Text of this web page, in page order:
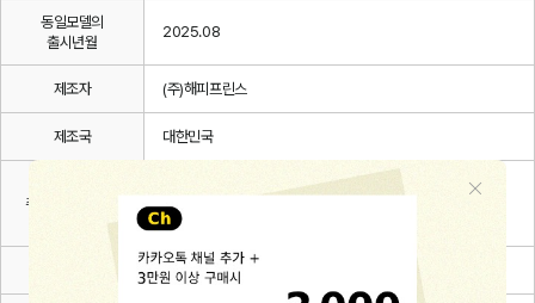
동일모델의
출시년월
2025.08
제조자 (주)해피프린스
제조국 대한민국
취급시 주의사항,
상세설명 참조
관련 법 및 소비자 분쟁해결 규정에 따름